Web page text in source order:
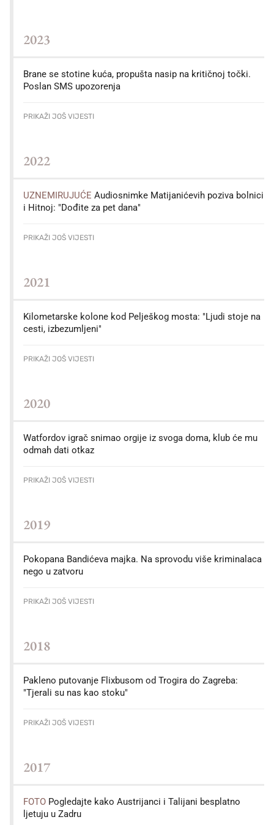
2023
Brane se stotine kuća, propušta nasip na kritičnoj točki.
Poslan SMS upozorenja
PRIKAŽI JOŠ VIJESTI
2022
UZNEMIRUJUĆE Audiosnimke Matijanićevih poziva bolnici
i Hitnoj: "Dođite za pet dana"
PRIKAŽI JOŠ VIJESTI
2021
Kilometarske kolone kod Pelješkog mosta: "Ljudi stoje na
cesti, izbezumljeni"
PRIKAŽI JOŠ VIJESTI
2020
Watfordov igrač snimao orgije iz svoga doma, klub će mu
odmah dati otkaz
PRIKAŽI JOŠ VIJESTI
2019
Pokopana Bandićeva majka. Na sprovodu više kriminalaca
nego u zatvoru
PRIKAŽI JOŠ VIJESTI
2018
Pakleno putovanje Flixbusom od Trogira do Zagreba:
"Tjerali su nas kao stoku"
PRIKAŽI JOŠ VIJESTI
2017
FOTO Pogledajte kako Austrijanci i Talijani besplatno
ljetuju u Zadru